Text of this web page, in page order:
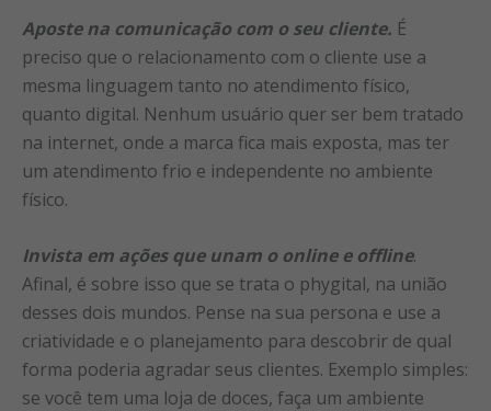
Aposte na comunicação com o seu cliente. É
preciso que o relacionamento com o cliente use a
mesma linguagem tanto no atendimento físico,
quanto digital. Nenhum usuário quer ser bem tratado
na internet, onde a marca fica mais exposta, mas ter
um atendimento frio e independente no ambiente
físico.
Invista em ações que unam o online e offline.
Afinal, é sobre isso que se trata o phygital, na união
desses dois mundos. Pense na sua persona e use a
criatividade e o planejamento para descobrir de qual
forma poderia agradar seus clientes. Exemplo simples:
se você tem uma loja de doces, faça um ambiente